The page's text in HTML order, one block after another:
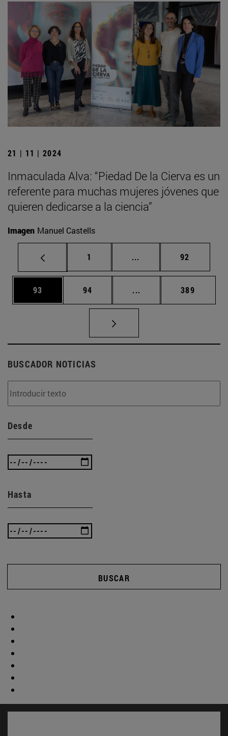
21 | 11 | 2024
Inmaculada Alva: “Piedad De la Cierva es un
referente para muchas mujeres jóvenes que
quieren dedicarse a la ciencia”
Imagen Manuel Castells
Página
1 ... Páginas intermedias
Página
92
Página
93 Página
94 ... Páginas intermedias
Página
389
BUSCADOR NOTICIAS
Desde
Hasta
BUSCAR